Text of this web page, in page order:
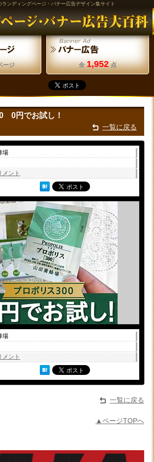
ランディングページ・バナー広告デザイン集サイト
ージ 全 1,952 点
0円でお試し！
一覧に戻る
場
メント
場
メント
一覧に戻る
▲ページTOPへ